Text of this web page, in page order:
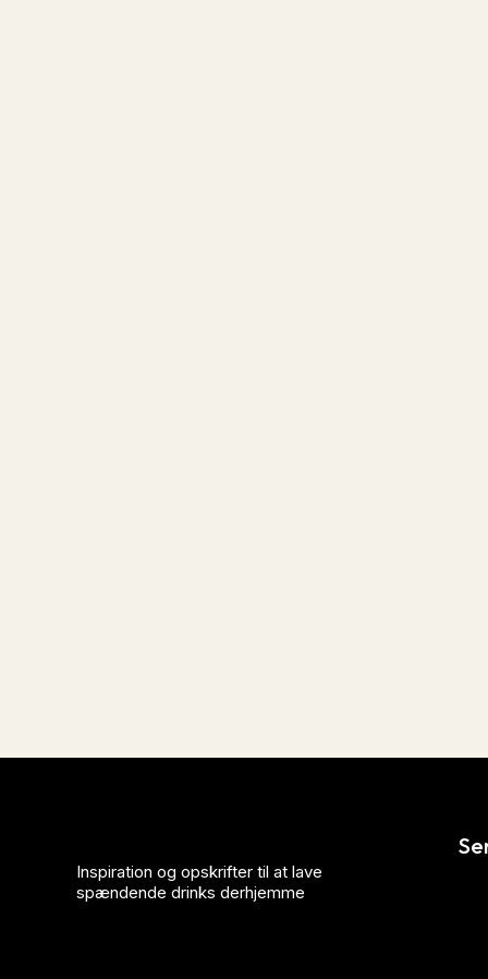
Inspiration og opskrifter til at lave
spændende drinks derhjemme